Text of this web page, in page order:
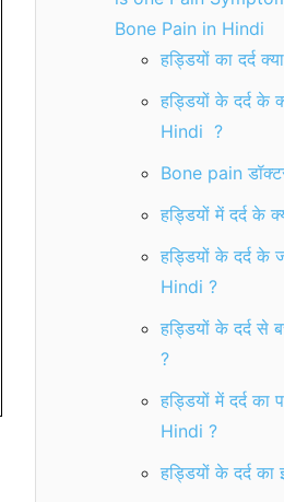
Bone Pain in Hindi
हड्डियों का दर्द
हड्डियों के दर्द के
Hindi ?
Bone pain
हड्डियों में दर्द के
हड्डियों के दर्द
Hindi ?
हड्डियों के दर्द
?
हड्डियों में दर्द
Hindi ?
हड्डियों के दर्द